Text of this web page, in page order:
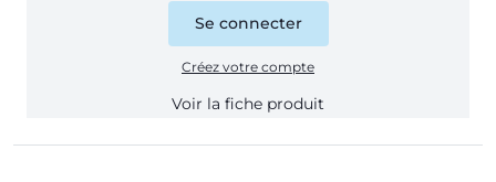
Se connecter
Créez votre compte
Voir la fiche produit